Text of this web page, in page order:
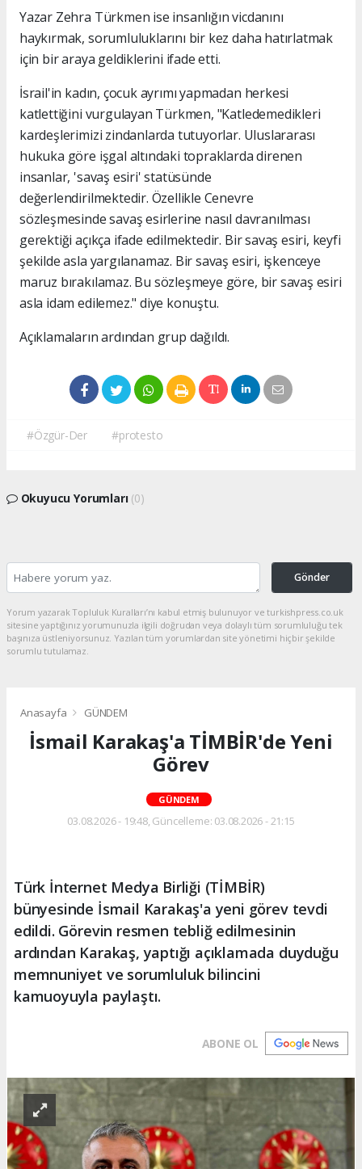
Yazar Zehra Türkmen ise insanlığın vicdanını
haykırmak, sorumluluklarını bir kez daha hatırlatmak
için bir araya geldiklerini ifade etti.
İsrail'in kadın, çocuk ayrımı yapmadan herkesi
katlettiğini vurgulayan Türkmen, "Katledemedikleri
kardeşlerimizi zindanlarda tutuyorlar. Uluslararası
hukuka göre işgal altındaki topraklarda direnen
insanlar, 'savaş esiri' statüsünde
değerlendirilmektedir. Özellikle Cenevre
sözleşmesinde savaş esirlerine nasıl davranılması
gerektiği açıkça ifade edilmektedir. Bir savaş esiri, keyfi
şekilde asla yargılanamaz. Bir savaş esiri, işkenceye
maruz bırakılamaz. Bu sözleşmeye göre, bir savaş esiri
asla idam edilemez." diye konuştu.
Açıklamaların ardından grup dağıldı.
#Özgür-Der #protesto
Okuyucu Yorumları (0)
Gönder
Yorum yazarak Topluluk Kuralları’nı kabul etmiş bulunuyor ve turkishpress.co.uk
sitesine yaptığınız yorumunuzla ilgili doğrudan veya dolaylı tüm sorumluluğu tek
başınıza üstleniyorsunuz. Yazılan tüm yorumlardan site yönetimi hiçbir şekilde
sorumlu tutulamaz.
Anasayfa GÜNDEM
İsmail Karakaş'a TİMBİR'de Yeni
Görev
GÜNDEM
03.08.2026 - 19:48, Güncelleme: 03.08.2026 - 21:15
Türk İnternet Medya Birliği (TİMBİR)
bünyesinde İsmail Karakaş'a yeni görev tevdi
edildi. Görevin resmen tebliğ edilmesinin
ardından Karakaş, yaptığı açıklamada duyduğu
memnuniyet ve sorumluluk bilincini
kamuoyuyla paylaştı.
ABONE OL